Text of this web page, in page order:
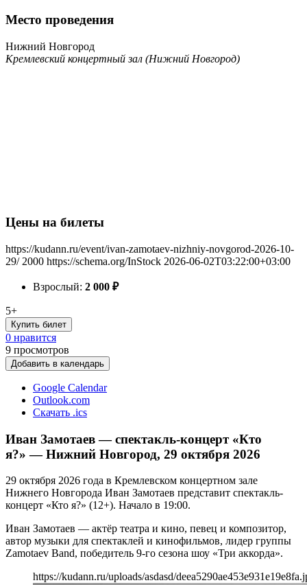
Место проведения
Нижний Новгород
Кремлевский концертный зал (Нижний Новгород)
Цены на билеты
https://kudann.ru/event/ivan-zamotaev-nizhniy-novgorod-2026-10-
29/ 2000 https://schema.org/InStock 2026-06-02T03:22:00+03:00
Взрослый: 2 000 ₽
5+
Купить билет
0 нравится
9 просмотров
Добавить в календарь
Google Calendar
Outlook.com
Скачать .ics
Иван Замотаев — спектакль-концерт «Кто
я?» — Нижний Новгород, 29 октября 2026
29 октября 2026 года в Кремлевском концертном зале
Нижнего Новгорода Иван Замотаев представит спектакль-
концерт «Кто я?» (12+). Начало в 19:00.
Иван Замотаев — актёр театра и кино, певец и композитор,
автор музыки для спектаклей и кинофильмов, лидер группы
Zamotaev Band, победитель 9-го сезона шоу «Три аккорда».
https://kudann.ru/uploads/asdasd/